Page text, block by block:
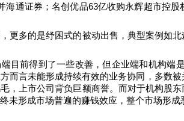
海通证券；名创优品63亿收购永辉超市控股
更多的是纾困式的被动出售，典型案例如
目前得到了一些改善，但企业端和机构
而言未能形成持续有效的业务协同，多数
，上市公司背负巨额商誉。而对于机构股
未形成市场普遍的赚钱效应，整个市场形成